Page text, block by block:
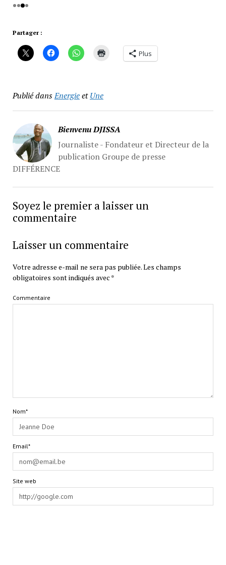
Partager :
Plus
Publié dansEnergieetUne
Bienvenu DJISSA
Journaliste - Fondateur et Directeur de la
publication Groupe de presse
DIFFÉRENCE
Soyez le premier a laisser un
commentaire
Laisser un commentaire
Votre adresse e-mail ne sera pas publiée.Les champs
obligatoires sont indiqués avec *
Commentaire
Nom*
Email*
Site web